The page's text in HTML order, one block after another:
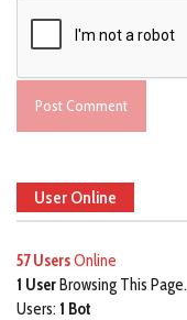
User Online
57 UsersOnline
1 UserBrowsing This Page.
Users: 1 Bot